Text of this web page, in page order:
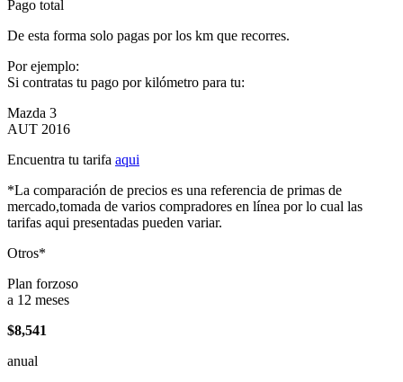
Pago total
De esta forma solo pagas por los km que recorres.
Por ejemplo:
Si contratas tu pago por kilómetro para tu:
Mazda 3
AUT 2016
Encuentra tu tarifa aqui
*La comparación de precios es una referencia de primas de
mercado,tomada de varios compradores en línea por lo cual las
tarifas aqui presentadas pueden variar.
Otros*
Plan forzoso
a 12 meses
$8,541
anual